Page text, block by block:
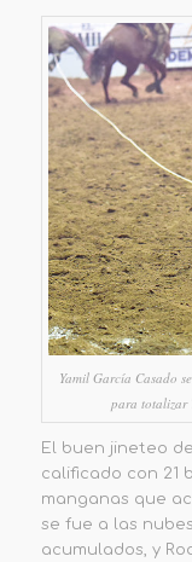
Yamil García Casado
para totalizar
El buen jineteo
calificado con 21
manganas que
se fue a las
acumulados, y